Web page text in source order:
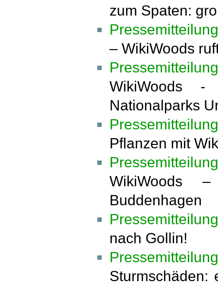
zum Spaten:
– WikiWoods
WikiWoods
Nationalparks
Pflanzen mit
WikiWoods
Buddenhagen
nach Gollin!
Sturmschäden: